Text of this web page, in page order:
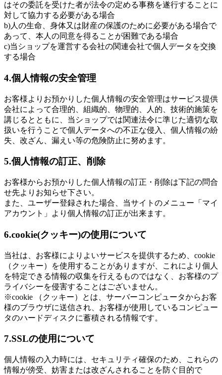
はその委託を受けた者が法令の定める事務を遂行することに
対して協力する必要がある場合
b)人の生命、身体又は財産の保護のために必要がある場合で
あって、本人の同意を得ることが困難である場合
c)当ショップを運営する会社の関連会社で個人データを交換
する場合
4.個人情報の安全管理
お客様よりお預かりした個人情報の安全管理はサービス提供
会社によって合理的、組織的、物理的、人的、技術的施策を
講じるとともに、当ショップでは関連法令に準じた適切な取
扱いを行うことで個人データへの不正な侵入、個人情報の紛
失、改ざん、漏えい等の危険防止に努めます。
5.個人情報の訂正、削除
お客様からお預かりした個人情報の訂正・削除は下記の問合
せ先よりお知らせ下さい。
また、ユーザー登録された場合、当サイトのメニュー「マイ
アカウント」より個人情報の訂正が出来ます。
6.cookie(クッキー)の使用について
当社は、お客様によりよいサービスを提供するため、cookie
（クッキー）を使用することがありますが、これにより個人
を特定できる情報の収集を行えるものではなく、お客様のプ
ライバシーを侵害することはございません。
※cookie （クッキー）とは、サーバーコンピュータからお客
様のブラウザに送信され、お客様が使用しているコンピュー
タのハードディスクに蓄積される情報です。
7.SSLの使用について
個人情報の入力時には、セキュリティ確保のため、これらの
情報が傍受、妨害または改ざんされることを防ぐ目的で